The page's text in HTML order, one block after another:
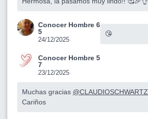
Conocer Hombre 6
5
24/12/2025
😘
Conocer Hombre 5
7
23/12/2025
Muchas gracias @CLAUDIOSCHWARTZ.
Cariños